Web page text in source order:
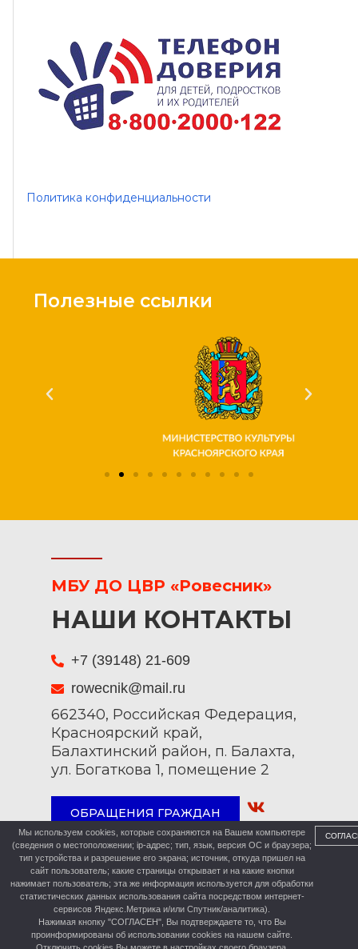
Политика конфиденциальности
Полезные ссылки
МБУ ДО ЦВР «Ровесник»
НАШИ КОНТАКТЫ
+7 (39148) 21-609
rowecnik@mail.ru
662340, Российская Федерация,
Красноярский край,
Балахтинский район, п. Балахта,
ул. Богаткова 1, помещение 2
ОБРАЩЕНИЯ ГРАЖДАН
Мы используем cookies, которые сохраняются на Вашем компьютере
(сведения о местоположении; ip-адрес; тип, язык, версия ОС и браузера;
тип устройства и разрешение его экрана; источник, откуда пришел на
сайт пользователь; какие страницы открывает и на какие кнопки
нажимает пользователь; эта же информация используется для обработки
статистических данных использования сайта посредством интернет-
сервисов Яндекс.Метрика и/или Спутник/аналитика).
Нажимая кнопку "СОГЛАСЕН", Вы подтверждаете то, что Вы
проинформированы об использовании cookies на нашем сайте.